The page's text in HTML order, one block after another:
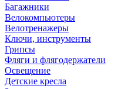
Багажники
Велокомпьютеры
Велотренажеры
Ключи, инструменты
Грипсы
Фляги и флягодержатели
Освещение
Детские кресла